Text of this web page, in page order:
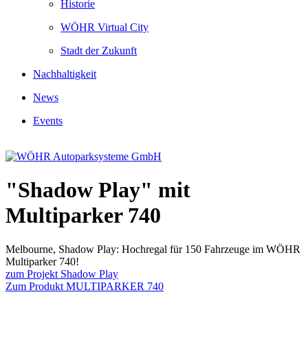
Historie
WÖHR Virtual City
Stadt der Zukunft
Nachhaltigkeit
News
Events
"Shadow Play" mit
Multiparker 740
Melbourne, Shadow Play: Hochregal für 150 Fahrzeuge im WÖHR
Multiparker 740!
zum Projekt Shadow Play
Zum Produkt MULTIPARKER 740